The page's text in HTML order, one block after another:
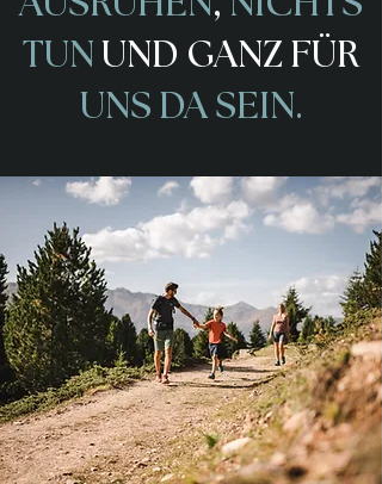
TUN UND GANZ FÜR
UNS DA SEIN.